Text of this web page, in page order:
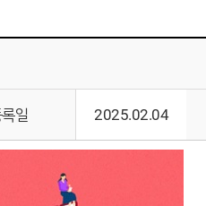
일 2025.02.04